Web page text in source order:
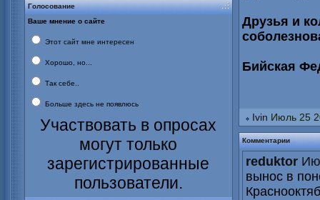
Голосование
Ваше мнение о сайте
Этот сайт мне интересен
Хорошо, но...
Так себе..
Больше здесь не появлюсь
Участвовать в опросах
могут только
зарегистрированные
пользователи.
Друзья и
Бийская
Ivin Июль 25
Комментарии
reduktor
вынос в